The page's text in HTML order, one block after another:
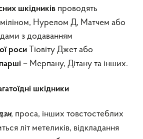
шкідників проводять
Нурелом Д, Матчем або
з додаванням
роси Тіовіту Джет або
парші – Мерпану, Дітану та інших.
шкідники
, проса, інших товстостеблих
літ метеликів, відкладання